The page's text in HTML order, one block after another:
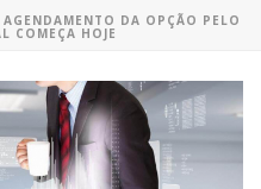
DA OPÇÃO PELO
COMEÇA HOJE